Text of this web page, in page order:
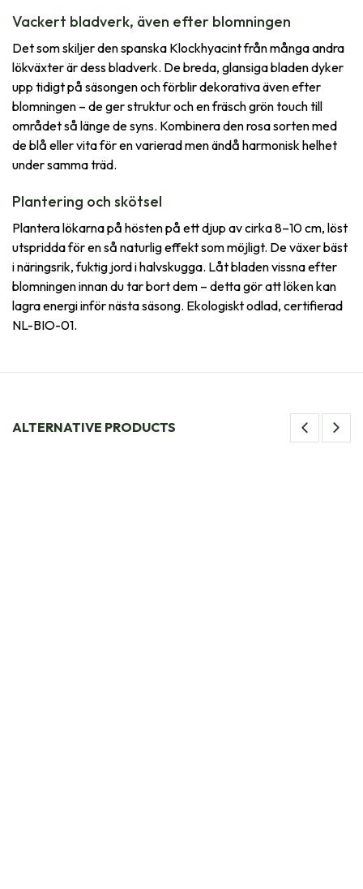
Vackert bladverk, även efter blomningen
Det som skiljer den spanska Klockhyacint från många andra
lökväxter är dess bladverk. De breda, glansiga bladen dyker
upp tidigt på säsongen och förblir dekorativa även efter
blomningen – de ger struktur och en fräsch grön touch till
området så länge de syns. Kombinera den rosa sorten med
de blå eller vita för en varierad men ändå harmonisk helhet
under samma träd.
Plantering och skötsel
Plantera lökarna på hösten på ett djup av cirka 8–10 cm, löst
utspridda för en så naturlig effekt som möjligt. De växer bäst
i näringsrik, fuktig jord i halvskugga. Låt bladen vissna efter
blomningen innan du tar bort dem – detta gör att löken kan
lagra energi inför nästa säsong. Ekologiskt odlad, certifierad
NL-BIO-01.
ALTERNATIVE PRODUCTS